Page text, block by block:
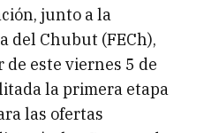
junto a la
del Chubut (FECh),
este viernes 5 de
la primera etapa
las ofertas